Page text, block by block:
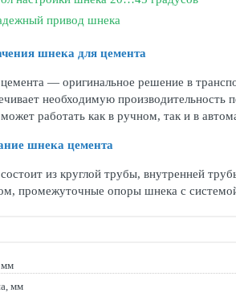
привод шнека
шнека для цемента
— оригинальное решение в
необходимую производительность
работать как в ручном, так и в
шнека цемента
из круглой трубы, внутренней
промежуточные опоры шнека с
мм
мм